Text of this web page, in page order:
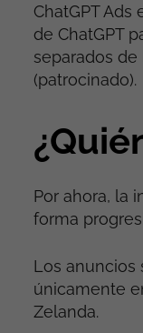
ChatGPT Ads
de ChatGPT
separados de
(patrocinado).
Por ahora, la
forma
Los anuncios
únicamente
Zelanda.